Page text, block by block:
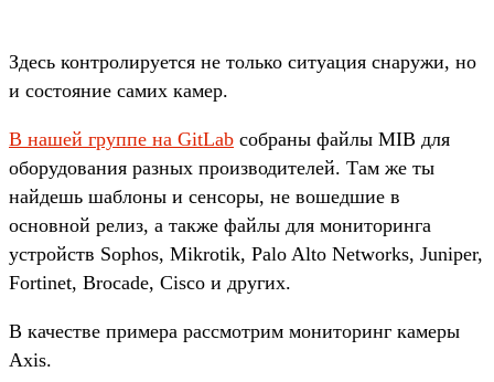
Здесь контролируется не только ситуация снаружи, но
и состояние самих камер.
В нашей группе на GitLab собраны файлы MIB для
оборудования разных производителей. Там же ты
найдешь шаблоны и сенсоры, не вошедшие в
основной релиз, а также файлы для мониторинга
устройств Sophos, Mikrotik, Palo Alto Networks, Juniper,
Fortinet, Brocade, Cisco и других.
В качестве примера рассмотрим мониторинг камеры
Axis.